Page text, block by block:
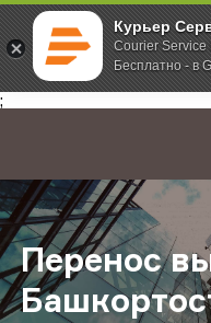
Курьер
Courier Service
Бесплатно - в
;
Главная О компании
Перенос